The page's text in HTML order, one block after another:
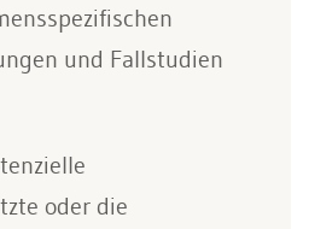
und Fallstudien
oder die